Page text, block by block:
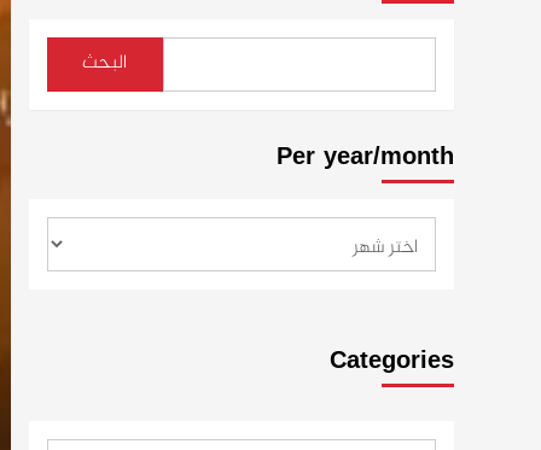
البحث
Per year/month
Categories